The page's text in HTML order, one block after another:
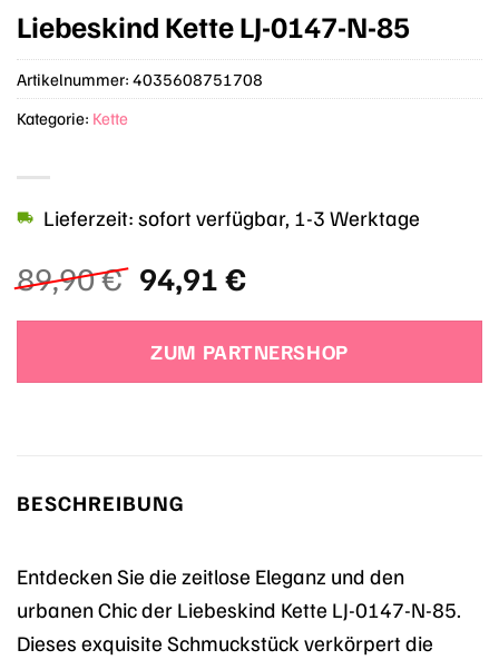
Liebeskind Kette LJ-0147-N-85
89,90€ Ursprünglicher
Preis
war:
89,90 €
94,91€Aktueller
ist:
94,91 €.
Lieferzeit: sofort verfügbar, 1-3 Werktage
ZUM PARTNERSHOP
Artikelnummer: 4035608751708
Kategorie: Kette
BESCHREIBUNG
Entdecken Sie die zeitlose Eleganz und den
urbanen Chic der Liebeskind Kette LJ-0147-N-85.
Dieses exquisite Schmuckstück verkörpert die